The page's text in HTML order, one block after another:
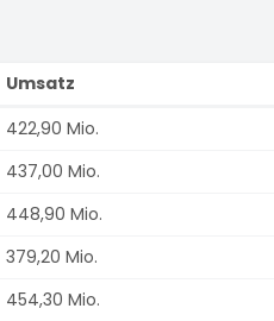
Umsatz
422,90 Mio.
437,00 Mio.
448,90 Mio.
379,20 Mio.
454,30 Mio.